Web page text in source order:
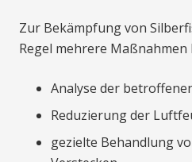
Zur Bekämpfung von
Regel mehrere
Analyse der
Reduzierung der
gezielte Behandlung